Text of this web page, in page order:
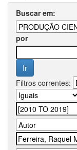
Buscar em:
por
Filtros correntes: